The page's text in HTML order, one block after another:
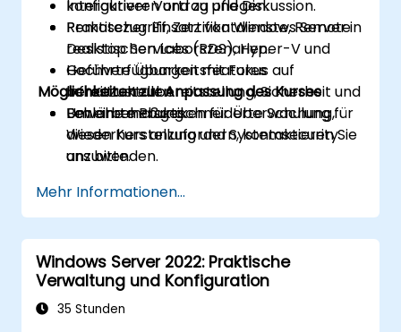
konfigurieren und zu pflegen.
Remotezugriff, Zertifikatdienste, Remote
Desktop Services (RDS), Hyper-V und
Hochverfügbarkeitsfeatures
bereitzustellen.
Bewährte Praktiken für Überwachung,
Wiederherstellung und Systemsecurity
anzuwenden.
Interaktiver Vortrag und Diskussion.
Praktischer Einsatz von Windows Server in
realistischen Laborszenarien.
Geführte Übungen mit Fokus auf
Infrastrukturbereitstellung, Sicherheit und
Fehlerbehebung.
Möglichkeiten zur Anpassung des Kurses
Um eine maßgeschneiderte Schulung für
diesen Kurs anzufordern, kontaktieren Sie
uns bitte.
Mehr Informationen...
Windows Server 2022: Praktische
Verwaltung und Konfiguration
35 Stunden